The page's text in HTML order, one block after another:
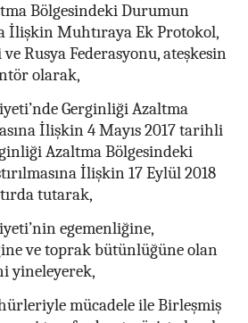
Bölgesindeki Durumun
İlişkin Muhtıraya Ek Protokol,
Rusya Federasyonu, ateşkesin
olarak,
Gerginliği Azaltma
İlişkin 4 Mayıs 2017 tarihli
Azaltma Bölgesindeki
İlişkin 17 Eylül 2018
tutarak,
egemenliğine,
ve toprak bütünlüğüne olan
yineleyerek,
mücadele ile Birleşmiş